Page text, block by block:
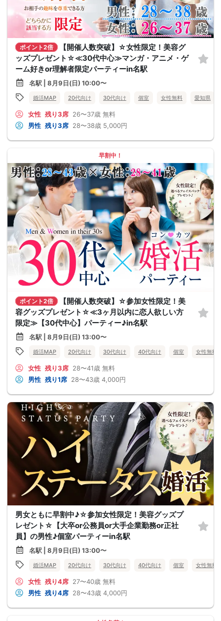
ポイント2倍
【開催人数突破】☆女性限定！美容グ
ッズプレゼント☆≪30代中心≫マンガ・アニメ・ゲ
ーム好きor理解者限定パーティーin名駅
名駅 | 8月9日(日) 10:00〜
婚活MAP 20代向け 30代向け 個室 女性無料 愛知県
女性 残り3席 26〜37歳 無料
男性 残り3席 28〜38歳 5,000円
早割中！
ポイント2倍
【開催人数突破】☆参加女性限定！美
容グッズプレゼント☆≪3ヶ月以内に恋人欲しい方
限定≫【30代中心】パーティー♪in名駅
名駅 | 8月9日(日) 13:00〜
婚活MAP 20代向け 30代向け 40代向け 個室 女性無料
女性 残り3席 28〜41歳 無料
男性 残り1席 28〜43歳 4,000円
男女ともに早割中♪☆参加女性限定！美容グッズプ
レゼント☆【大卒or公務員or大手企業勤務or正社
員】の男性♪個室パーティーin名駅
名駅 | 8月9日(日) 13:00〜
婚活MAP 20代向け 30代向け 40代向け 個室 女性無料
女性 残り4席 27〜40歳 無料
男性 残り4席 28〜43歳 4,000円